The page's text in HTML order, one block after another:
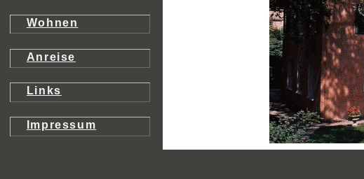
Wohnen
Anreise
Links
Impressum